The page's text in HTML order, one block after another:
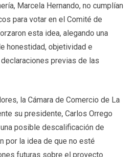
Marcela Hernando, no cumplían
para votar en el Comité de
esta idea, alegando una
honestidad, objetividad e
previas de las
la Cámara de Comercio de La
su presidente, Carlos Orrego
posible descalificación de
por la idea de que no esté
futuras sobre el proyecto